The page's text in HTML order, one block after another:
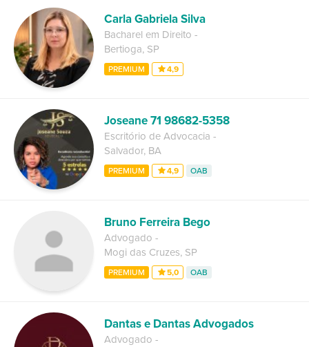
Carla Gabriela Silva
Bacharel em Direito -
Bertioga, SP
PREMIUM 4,9
Joseane 71 98682-5358
Escritório de Advocacia -
Salvador, BA
PREMIUM 4,9 OAB
Bruno Ferreira Bego
Advogado -
Mogi das Cruzes, SP
PREMIUM 5,0 OAB
Dantas e Dantas Advogados
Advogado -